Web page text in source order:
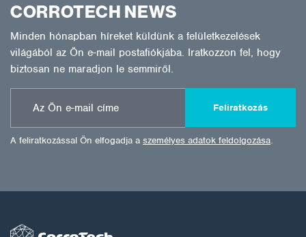
CORROTECH NEWS
Minden hónapban híreket küldünk a felületkezelések
világából az Ön e-mail postafiókjába. Iratkozzon fel, hogy
biztosan ne maradjon le semmiről.
Feliratkozás
A feliratkozással Ön elfogadja a személyes adatok feldolgozása.